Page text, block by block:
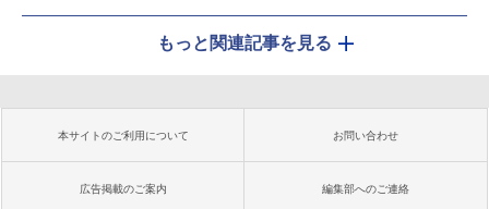
もっと関連記事を見る
本サイトのご利用について お問い合わせ
広告掲載のご案内 編集部へのご連絡